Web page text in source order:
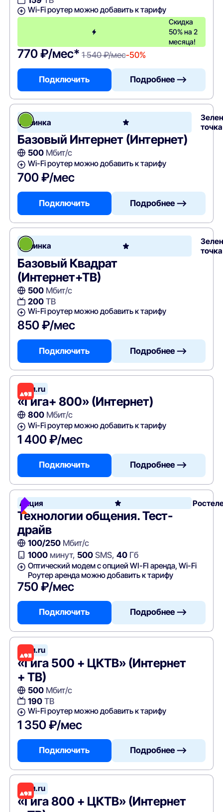
Wi-Fi роутер можно добавить к тарифу
Скидка
50% на 2
месяца!
770 ₽/мес* 1 540 ₽/мес-50%
Подключить Подробнее —>
Новинка
точка
Базовый Интернет (Интернет)
500Мбит/с
Wi-Fi роутер можно добавить к тарифу
700 ₽/мес
Подключить Подробнее —>
Новинка
точка
Базовый Квадрат
(Интернет+ТВ)
500Мбит/с
200ТВ
Wi-Fi роутер можно добавить к тарифу
850 ₽/мес
Подключить Подробнее —>
Дом.ru
«Гига+ 800» (Интернет)
800Мбит/с
Wi-Fi роутер можно добавить к тарифу
1 400 ₽/мес
Подключить Подробнее —>
Акция
Технологии общения. Тест-
драйв
100/250Мбит/с
1000минут, 500SMS, 40Гб
Оптический модем с опцией WI-FI аренда, Wi-Fi
Роутер аренда можно добавить к тарифу
750 ₽/мес
Подключить Подробнее —>
Дом.ru
«Гига 500 + ЦКТВ» (Интернет
+ ТВ)
500Мбит/с
190ТВ
Wi-Fi роутер можно добавить к тарифу
1 350 ₽/мес
Подключить Подробнее —>
Дом.ru
«Гига 800 + ЦКТВ» (Интернет